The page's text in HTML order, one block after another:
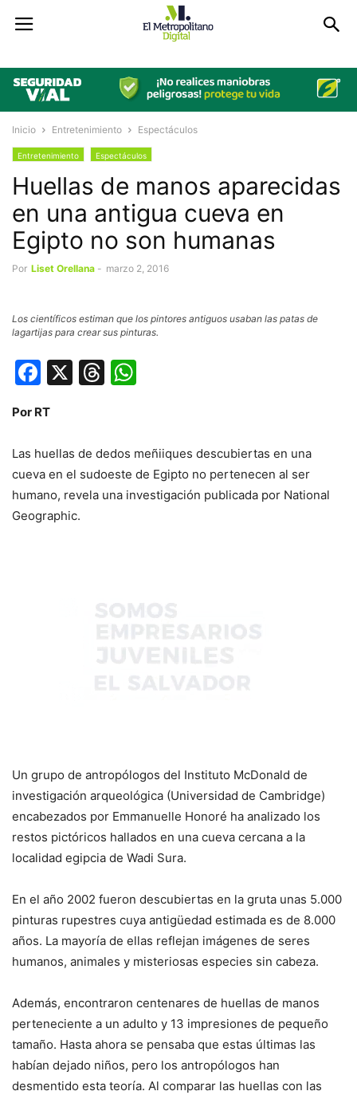
Inicio Entretenimiento Espectáculos
Entretenimiento Espectáculos
Huellas de manos aparecidas
en una antigua cueva en
Egipto no son humanas
Por Liset Orellana - marzo 2, 2016
Los científicos estiman que los pintores antiguos usaban las patas de
lagartijas para crear sus pinturas.
Facebook
X Threads
Por RT
Las huellas de dedos meñiiques descubiertas en una
cueva en el sudoeste de Egipto no pertenecen al ser
humano, revela una investigación publicada por National
Geographic.
Un grupo de antropólogos del Instituto McDonald de
investigación arqueológica (Universidad de Cambridge)
encabezados por Emmanuelle Honoré ha analizado los
restos pictóricos hallados en una cueva cercana a la
localidad egipcia de Wadi Sura.
En el año 2002 fueron descubiertas en la gruta unas 5.000
pinturas rupestres cuya antigüedad estimada es de 8.000
años. La mayoría de ellas reflejan imágenes de seres
humanos, animales y misteriosas especies sin cabeza.
Además, encontraron centenares de huellas de manos
perteneciente a un adulto y 13 impresiones de pequeño
tamaño. Hasta ahora se pensaba que estas últimas las
habían dejado niños, pero los antropólogos han
desmentido esta teoría. Al comparar las huellas con las